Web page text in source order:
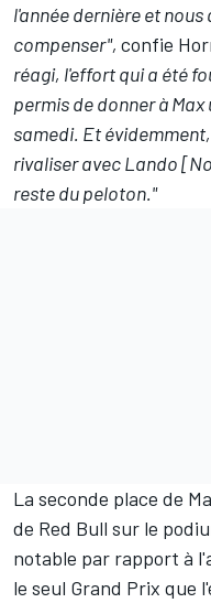
l'année dernière et
compenser", confie
réagi, l'effort qui a été
permis de donner à
samedi. Et
rivaliser avec Lando
reste du peloton."
La seconde place de
de Red Bull sur le
notable par rapport à
le seul Grand Prix que